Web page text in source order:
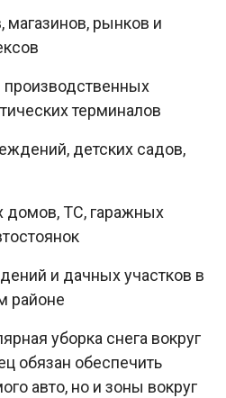
магазинов, рынков и
терминалов
детских садов,
домов, ТС, гаражных
и дачных участков в
районе
уборка снега вокруг
обязан обеспечить
авто, но и зоны вокруг